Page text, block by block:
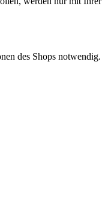
des Shops notwendig.